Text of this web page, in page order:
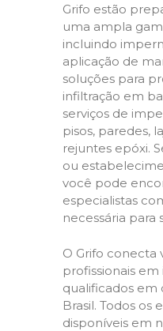
Grifo estão
uma ampla
incluindo
aplicação de
soluções para
infiltração em
serviços de
pisos, paredes,
rejuntes epóxi.
ou
você pode
especialistas
necessária para
O Grifo conecta
profissionais
qualificados em
Brasil. Todos os
disponíveis em